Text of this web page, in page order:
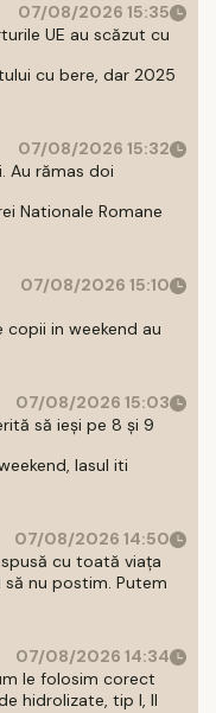
07/08/2026 15:35
UE au scăzut cu
cu bere, dar 2025
07/08/2026 15:32
Au rămas doi
Nationale Romane
07/08/2026 15:10
in weekend au
07/08/2026 15:03
să ieși pe 8 și 9
Iasul iti
07/08/2026 14:50
cu toată viața
nu postim. Putem
07/08/2026 14:34
le folosim corect
hidrolizate, tip I, II